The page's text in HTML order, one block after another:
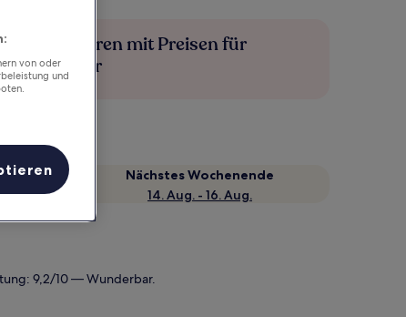
Mehr sparen mit Preisen für
Mitglieder
Nächstes Wochenende
14. Aug. - 16. Aug.
9,2/10 — Wunderbar.
von oder
und